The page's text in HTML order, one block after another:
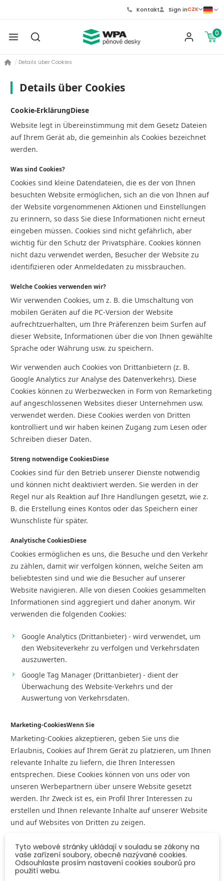
CZK
Kontakt Sign in
0
Details über Cookies
Details über Cookies
Cookie-ErklärungDiese
Website legt in Übereinstimmung mit dem Gesetz Dateien
auf Ihrem Gerät ab, die gemeinhin als Cookies bezeichnet
werden.
Was sind Cookies?
Cookies sind kleine Datendateien, die es der von Ihnen
besuchten Website ermöglichen, sich an die von Ihnen auf
der Website vorgenommenen Aktionen und Einstellungen
zu erinnern, so dass Sie diese Informationen nicht erneut
eingeben müssen. Cookies sind nicht gefährlich, aber
wichtig für den Schutz der Privatsphäre. Cookies können
nicht dazu verwendet werden, Besucher der Website zu
identifizieren oder Anmeldedaten zu missbrauchen.
Welche Cookies verwenden wir?
Wir verwenden Cookies, um z. B. die Umschaltung von
mobilen Geräten auf die PC-Version der Website
aufrechtzuerhalten, um Ihre Präferenzen beim Surfen auf
dieser Website, Informationen über die von Ihnen gewählte
Sprache oder Währung usw. zu speichern.
Wir verwenden auch Cookies von Drittanbietern (z. B.
Google Analytics zur Analyse des Datenverkehrs). Diese
Cookies können zu Werbezwecken in Form von Remarketing
auf angeschlossenen Websites dieser Unternehmen usw.
verwendet werden. Diese Cookies werden von Dritten
kontrolliert und wir haben keinen Zugang zum Lesen oder
Schreiben dieser Daten.
Streng notwendige CookiesDiese
Cookies sind für den Betrieb unserer Dienste notwendig
und können nicht deaktiviert werden. Sie werden in der
Regel nur als Reaktion auf Ihre Handlungen gesetzt, wie z.
B. die Erstellung eines Kontos oder das Speichern einer
Wunschliste für später.
Analytische CookiesDiese
Cookies ermöglichen es uns, die Besuche und den Verkehr
zu zählen, damit wir verfolgen können, welche Seiten am
beliebtesten sind und wie die Besucher auf unserer
Website navigieren. Alle von diesen Cookies gesammelten
Informationen sind aggregiert und daher anonym. Wir
verwenden die folgenden Cookies:
Google Analytics (Drittanbieter) - wird verwendet, um
den Websiteverkehr zu verfolgen und Verkehrsdaten
auszuwerten.
Google Tag Manager (Drittanbieter) - dient der
Überwachung des Website-Verkehrs und der
Auswertung von Verkehrsdaten.
Marketing-CookiesWenn Sie
Marketing-Cookies akzeptieren, geben Sie uns die
Erlaubnis, Cookies auf Ihrem Gerät zu platzieren, um Ihnen
relevante Inhalte zu liefern, die Ihren Interessen
entsprechen. Diese Cookies können von uns oder von
unseren Werbepartnern über unsere Website gesetzt
werden. Ihr Zweck ist es, ein Profil Ihrer Interessen zu
erstellen und Ihnen relevante Inhalte auf unserer Website
und auf Websites von Dritten zu zeigen.
Wir verwenden diese Cookies für:
Google Ads (Drittanbieter) - wird für Werbekampagnen
verwendet, um das Interesse an bestimmten Produkten
Tyto webové stránky ukládají v souladu se zákony na
vaše zařízení soubory, obecně nazývané cookies.
Odsouhlaste prosím nastavení cookies souborů pro
použití webu.